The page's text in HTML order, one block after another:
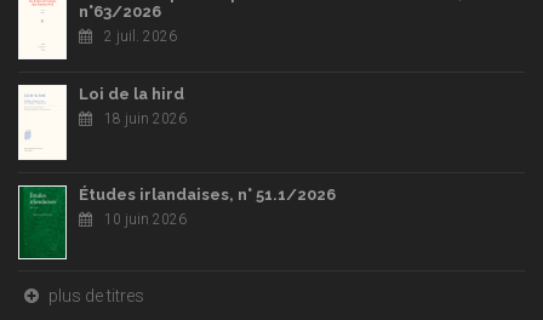
n°63/2026
2 juil. 2026
Loi de la hird
18 juin 2026
Études irlandaises, n° 51.1/2026
10 juin 2026
plus de titres